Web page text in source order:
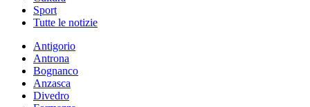
Sport
Tutte le notizie
Antigorio
Antrona
Bognanco
Anzasca
Divedro